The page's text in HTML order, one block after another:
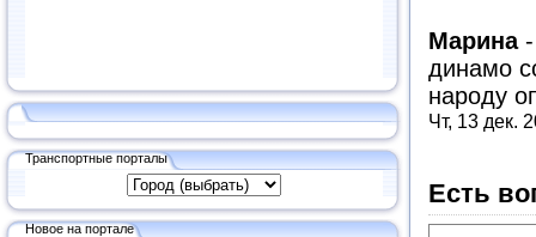
Транспортные порталы
Новое на портале
Марина
динамо
народу
Чт, 13 дек.
Есть